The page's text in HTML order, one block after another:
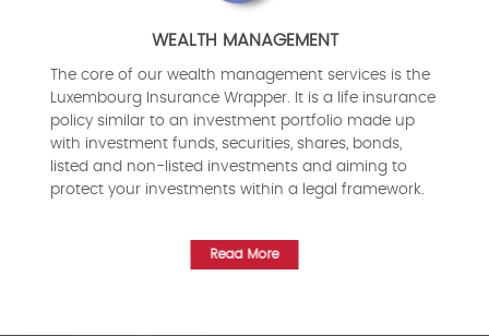
WEALTH MANAGEMENT
The core of our wealth management services is the
Luxembourg Insurance Wrapper. It is a life insurance
policy similar to an investment portfolio made up
with investment funds, securities, shares, bonds,
listed and non-listed investments and aiming to
protect your investments within a legal framework.
Read More